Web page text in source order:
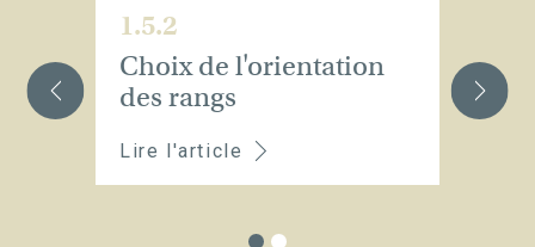
1.5.2
Choix de l'orientation
des rangs
Lire l'article